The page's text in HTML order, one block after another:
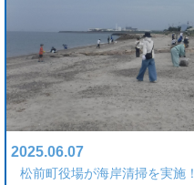
2025.06.07
松前町役場が海岸清掃を実施！